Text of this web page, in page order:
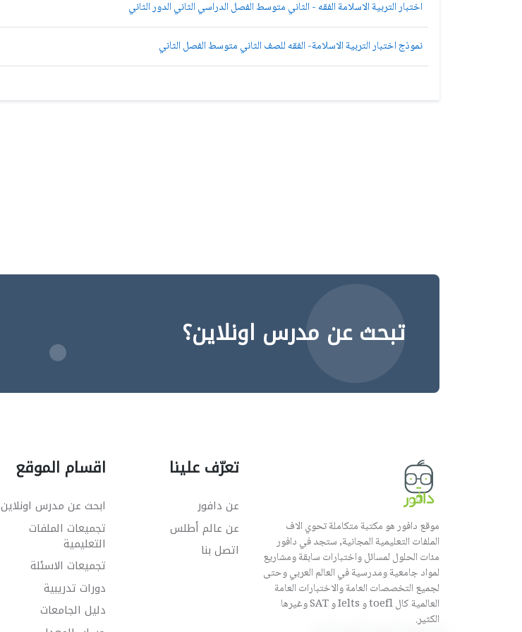
اختبار التربية الاسلامة الفقه - الثاني متوسط الفصل الدراسي الثاني الدور الثاني
نموذج اختبار التربية الاسلامة- الفقه للصف الثاني متوسط الفصل الثاني
تبحث عن مدرس اونلاين؟
موقع دافور هو مكتبة متكاملة تحوي الاف
الملفات التعليمية المجانية, ستجد في دافور
مئات الحلول لمسائل واختبارات سابقة ومشاريع
لمواد جامعية ومدرسية في العالم العربي وحتى
لجميع التخصصات العامة والاختبارات العامة
العالمية كال toefl و Ielts و SAT وغيرها
الكثير.
تعرّف علينا
عن دافور
عن عالم أطلس
اتصل بنا
اقسام الموقع
ابحث عن مدرس اونلاين
تجميعات الملفات
التعليمية
تجميعات الاسئلة
دورات تدريبية
دليل الجامعات